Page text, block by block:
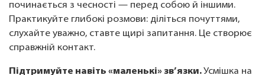
починається з чесності — перед собою й іншими.
Практикуйте глибокі розмови: діліться почуттями,
слухайте уважно, ставте щирі запитання. Це створює
справжній контакт.
Підтримуйте навіть «маленькі» зв’язки.Усмішка на